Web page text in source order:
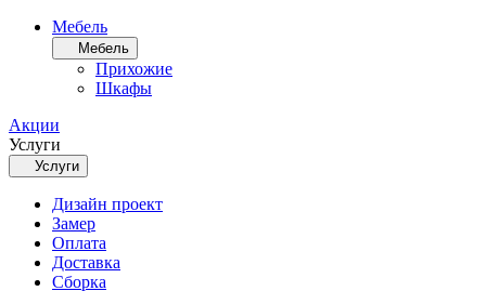
Мебель
Мебель
Прихожие
Шкафы
Акции
Услуги
Услуги
Дизайн проект
Замер
Оплата
Доставка
Сборка